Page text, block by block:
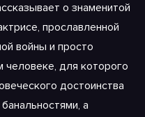
о знаменитой
прославленной
войны и просто
для которого
достоинства
а